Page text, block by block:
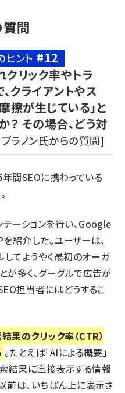
問
ント #12
クリック率やトラ
クライアントやス
擦が生じている」と
？ その場合、どう対
ブラノン氏からの質問]
年間SEOに携わっている
ーションを行い、Google
紹介した。ユーザーは、
てようやく最初のオーガ
が多く、グーグルで広告が
担当者にはどうするこ
果のクリック率（CTR）
。たとえば「AIによる概要」
結果に直接表示する情報
前は、いちばん上に表示さ